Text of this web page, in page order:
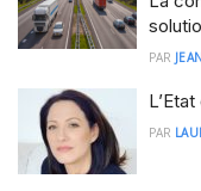
PAR
PAR